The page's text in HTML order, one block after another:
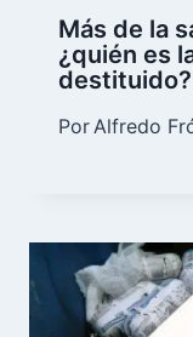
Más de la
¿quién es
destituido?
Por Alfredo